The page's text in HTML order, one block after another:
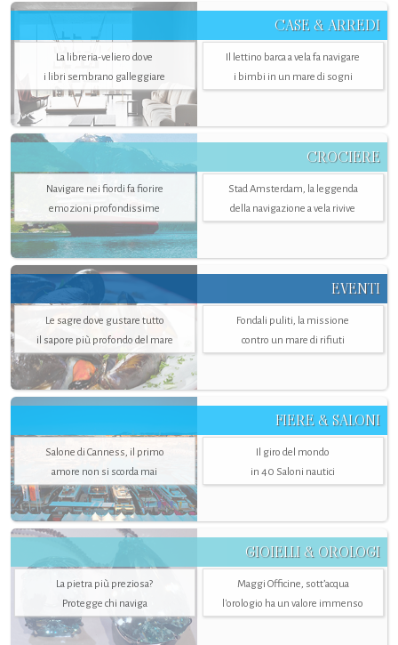
CASE & ARREDI
La libreria-veliero dove
i libri sembrano galleggiare
Il lettino barca a vela fa navigare
i bimbi in un mare di sogni
CROCIERE
Navigare nei fiordi fa fiorire
emozioni profondissime
Stad Amsterdam, la leggenda
della navigazione a vela rivive
EVENTI
Le sagre dove gustare tutto
il sapore più profondo del mare
Fondali puliti, la missione
contro un mare di rifiuti
FIERE & SALONI
Salone di Canness, il primo
amore non si scorda mai
Il giro del mondo
in 40 Saloni nautici
GIOIELLI & OROLOGI
La pietra più preziosa?
Protegge chi naviga
Maggi Officine, sott’acqua
l'orologio ha un valore immenso